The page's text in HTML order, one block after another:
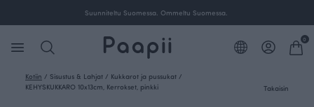
Suunniteltu Suomessa. Ommeltu Suomessa.
0
Kotiin / Sisustus & Lahjat / Kukkarot ja pussukat /
KEHYSKUKKARO 10x13cm, Kerrokset, pinkki
Takaisin